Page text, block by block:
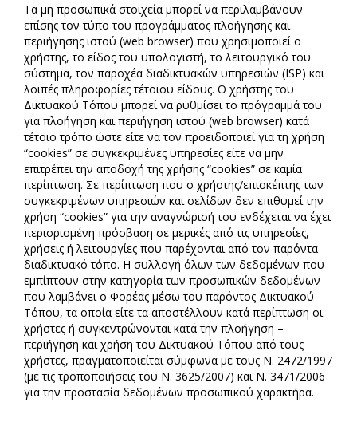
Τα μη προσωπικά στοιχεία μπορεί να περιλαμβάνουν
επίσης τον τύπο του προγράμματος πλοήγησης και
περιήγησης ιστού (web browser) που χρησιμοποιεί ο
χρήστης, το είδος του υπολογιστή, το λειτουργικό του
σύστημα, τον παροχέα διαδικτυακών υπηρεσιών (ISP) και
λοιπές πληροφορίες τέτοιου είδους. Ο χρήστης του
Δικτυακού Τόπου μπορεί να ρυθμίσει το πρόγραμμά του
για πλοήγηση και περιήγηση ιστού (web browser) κατά
τέτοιο τρόπο ώστε είτε να τον προειδοποιεί για τη χρήση
“cookies” σε συγκεκριμένες υπηρεσίες είτε να μην
επιτρέπει την αποδοχή της χρήσης “cookies” σε καμία
περίπτωση. Σε περίπτωση που ο χρήστης/επισκέπτης των
συγκεκριμένων υπηρεσιών και σελίδων δεν επιθυμεί την
χρήση “cookies” για την αναγνώρισή του ενδέχεται να έχει
περιορισμένη πρόσβαση σε μερικές από τις υπηρεσίες,
χρήσεις ή λειτουργίες που παρέχονται από τον παρόντα
διαδικτυακό τόπο. Η συλλογή όλων των δεδομένων που
εμπίπτουν στην κατηγορία των προσωπικών δεδομένων
που λαμβάνει ο Φορέας μέσω του παρόντος Δικτυακού
Τόπου, τα οποία είτε τα αποστέλλουν κατά περίπτωση οι
χρήστες ή συγκεντρώνονται κατά την πλοήγηση –
περιήγηση και χρήση του Δικτυακού Τόπου από τους
χρήστες, πραγματοποιείται σύμφωνα με τους Ν. 2472/1997
(με τις τροποποιήσεις του Ν. 3625/2007) και Ν. 3471/2006
για την προστασία δεδομένων προσωπικού χαρακτήρα.